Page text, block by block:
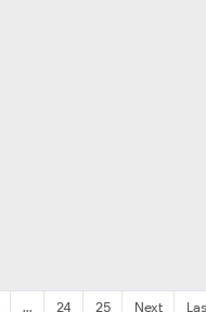
... 24 25 Next